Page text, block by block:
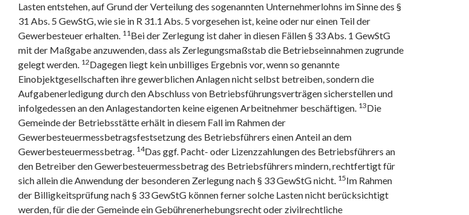
Lasten entstehen, auf Grund der Verteilung des sogenannten Unternehmerlohns im Sinne des §
31 Abs. 5 GewStG, wie sie in R 31.1 Abs. 5 vorgesehen ist, keine oder nur einen Teil der
Gewerbesteuer erhalten. 11 Bei der Zerlegung ist daher in diesen Fällen § 33 Abs. 1 GewStG
mit der Maßgabe anzuwenden, dass als Zerlegungsmaßstab die Betriebseinnahmen zugrunde
gelegt werden. 12Dagegen liegt kein unbilliges Ergebnis vor, wenn so genannte
Einobjektgesellschaften ihre gewerblichen Anlagen nicht selbst betreiben, sondern die
Aufgabenerledigung durch den Abschluss von Betriebsführungsverträgen sicherstellen und
infolgedessen an den Anlagestandorten keine eigenen Arbeitnehmer beschäftigen. 13Die
Gemeinde der Betriebsstätte erhält in diesem Fall im Rahmen der
Gewerbesteuermessbetragsfestsetzung des Betriebsführers einen Anteil an dem
Gewerbesteuermessbetrag. 14Das ggf. Pacht- oder Lizenzzahlungen des Betriebsführers an
den Betreiber den Gewerbesteuermessbetrag des Betriebsführers mindern, rechtfertigt für
sich allein die Anwendung der besonderen Zerlegung nach § 33 GewStG nicht. 15Im Rahmen
der Billigkeitsprüfung nach § 33 GewStG können ferner solche Lasten nicht berücksichtigt
werden, für die der Gemeinde ein Gebührenerhebungsrecht oder zivilrechtliche